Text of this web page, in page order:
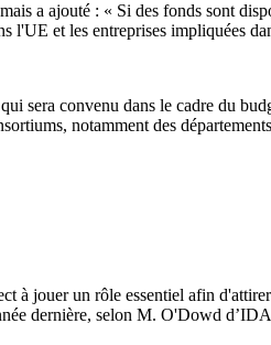
a ajouté : « Si des fonds sont
l'UE et les entreprises impliquées
sera convenu dans le cadre du
notamment des
à jouer un rôle essentiel afin
dernière, selon M. O'Dowd